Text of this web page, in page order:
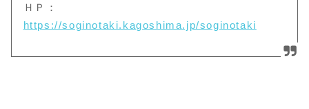
ＨＰ：
https://soginotaki.kagoshima.jp/soginotaki